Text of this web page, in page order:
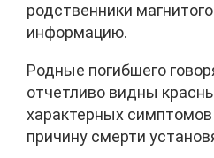
родственники
информацию.
Родные погибшего
отчетливо видны
характерных
причину смерти